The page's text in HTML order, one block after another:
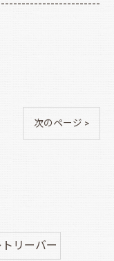
次のページ >
リーバー